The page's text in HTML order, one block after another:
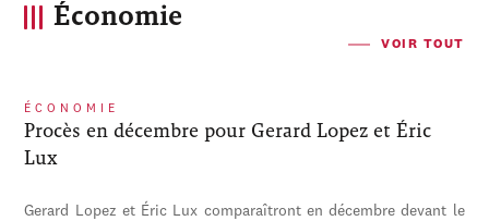
Économie
VOIR TOUT
ÉCONOMIE
Procès en décembre pour Gerard Lopez et Éric
Lux
Gerard Lopez et Éric Lux comparaîtront en décembre devant le